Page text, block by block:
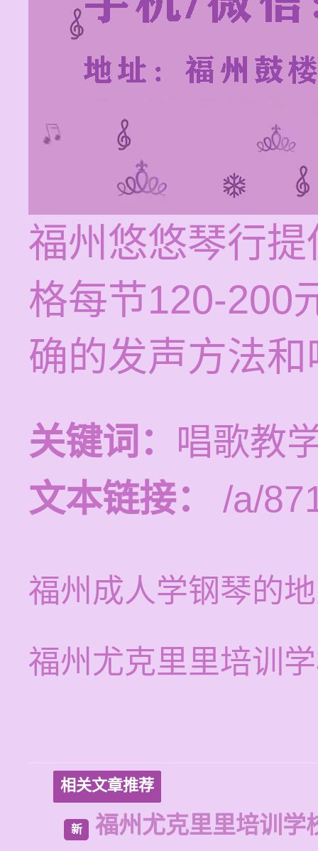
福州悠悠琴行
格每节120-200
确的发声方法
关键词： 唱歌教
文本链接：
/a/
福州成人学钢琴的
福州尤克里里培训
相关文章推荐
新 福州尤克里里培训学